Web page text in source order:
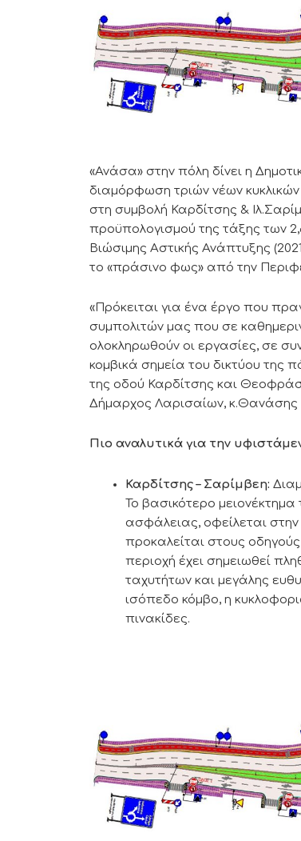
«Ανάσα» στην πόλη δίνει η
διαμόρφωση τριών νέων
στη συμβολή Καρδίτσης &
προϋπολογισμού της τάξης των
Βιώσιμης Αστικής Ανάπτυξης
το «πράσινο φως» από την
«Πρόκειται για ένα έργο που
συμπολιτών μας που σε
ολοκληρωθούν οι εργασίες, σε
κομβικά σημεία του δικτύου της
της οδού Καρδίτσης και
Δήμαρχος Λαρισαίων, κ.Θανάσης
Πιο αναλυτικά για την
Καρδίτσης – Σαρίμβεη:
Το βασικότερο
ασφάλειας, οφείλεται
προκαλείται στους
περιοχή έχει σημειωθεί
ταχυτήτων και μεγάλης
ισόπεδο κόμβο, η
πινακίδες.